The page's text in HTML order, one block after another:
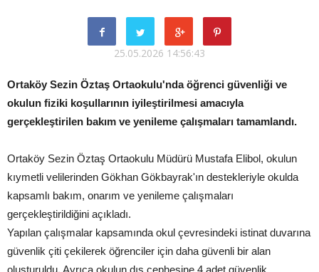
25.05.2026 14:56:43
Ortaköy Sezin Öztaş Ortaokulu'nda öğrenci güvenliği ve
okulun fiziki koşullarının iyileştirilmesi amacıyla
gerçekleştirilen bakım ve yenileme çalışmaları tamamlandı.
Ortaköy Sezin Öztaş Ortaokulu Müdürü Mustafa Elibol, okulun
kıymetli velilerinden Gökhan Gökbayrak'ın destekleriyle okulda
kapsamlı bakım, onarım ve yenileme çalışmaları
gerçekleştirildiğini açıkladı.
Yapılan çalışmalar kapsamında okul çevresindeki istinat duvarına
güvenlik çiti çekilerek öğrenciler için daha güvenli bir alan
oluşturuldu. Ayrıca okulun dış cephesine 4 adet güvenlik